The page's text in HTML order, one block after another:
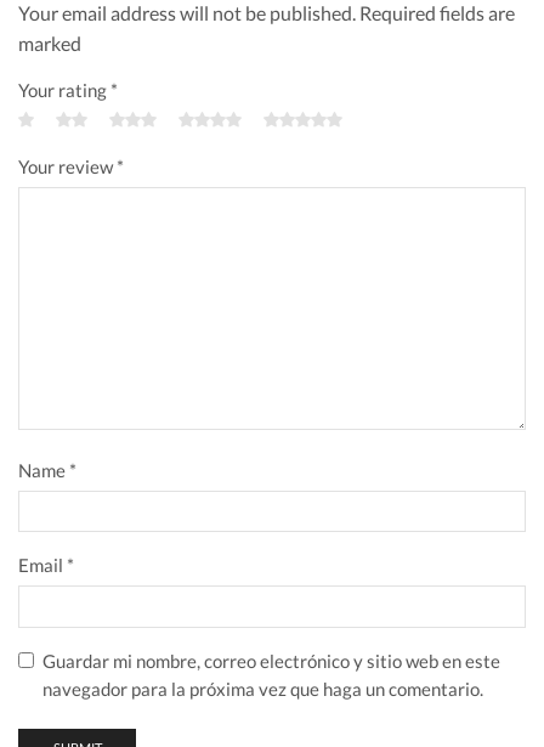
Your email address will not be published. Required fields are
marked
Your rating *
Your review*
Name *
Email *
Guardar mi nombre, correo electrónico y sitio web en este
navegador para la próxima vez que haga un comentario.